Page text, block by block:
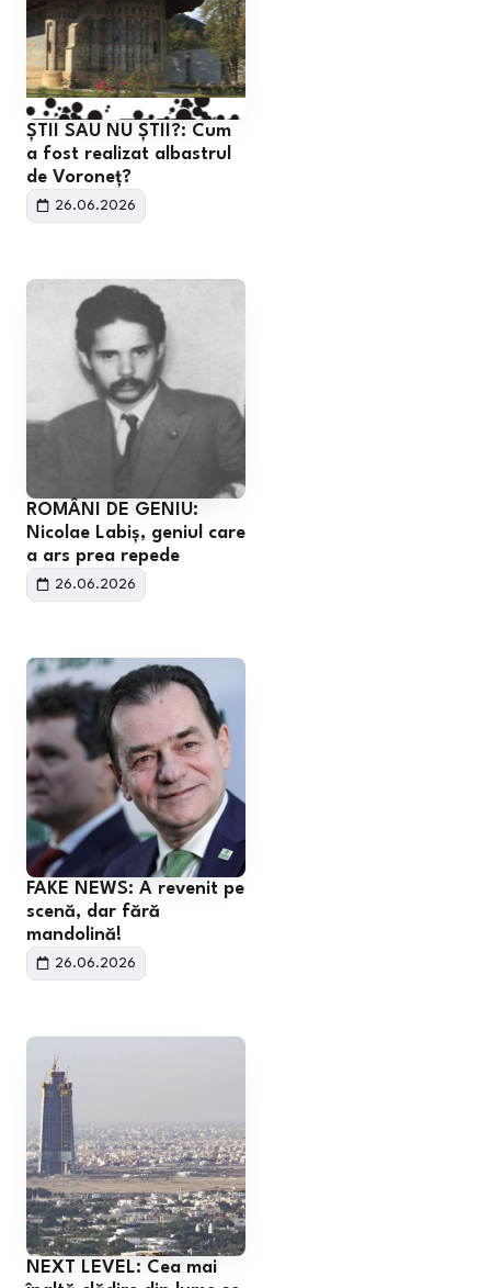
ȘTII SAU NU ȘTII?: Cum
a fost realizat albastrul
de Voroneț?
26.06.2026
ROMÂNI DE GENIU:
Nicolae Labiș, geniul care
a ars prea repede
26.06.2026
FAKE NEWS: A revenit pe
scenă, dar fără
mandolină!
26.06.2026
NEXT LEVEL: Cea mai